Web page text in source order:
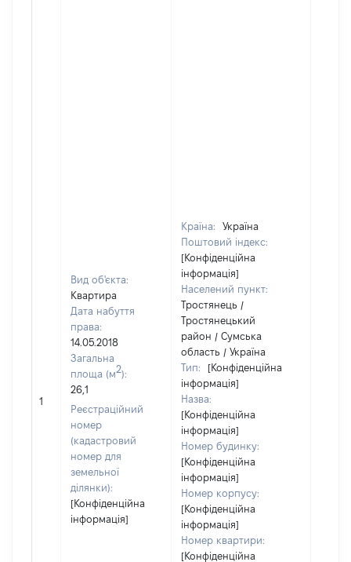
1
Вид об'єкта:
Квартира
Дата набуття
права:
14.05.2018
Загальна
площа (м2):
26,1
Реєстраційний
номер
(кадастровий
номер для
земельної
ділянки):
[Конфіденційна
інформація]
Країна:
Україна
Поштовий індекс:
[Конфіденційна
інформація]
Населений пункт:
Тростянець /
Тростянецький
район / Сумська
область / Україна
Тип:
[Конфіденційна
інформація]
Назва:
[Конфіденційна
інформація]
Номер будинку:
[Конфіденційна
інформація]
Номер корпусу:
[Конфіденційна
інформація]
Номер квартири:
[Конфіденційна